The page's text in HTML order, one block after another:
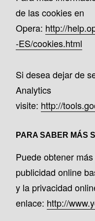
de las cookies en
Opera: http://
-ES/cookies.html
Si desea dejar de
Analytics
visite: http://
PARA SABER MÁS
Puede obtener
publicidad online
y la privacidad
enlace: http://